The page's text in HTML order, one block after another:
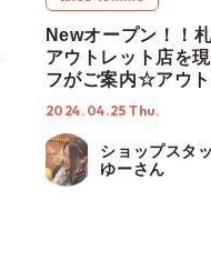
Newオープン！！
アウトレット店を
フがご案内☆アウ
定アイテムも入荷
2024.04.25 Thu.
ショップスタ
ゆーさん